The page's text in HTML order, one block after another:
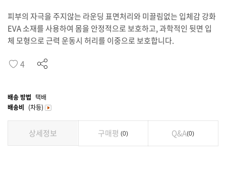
피부의 자극을 주지않는 라운딩 표면처리와 미끌림없는 입체감 강화
EVA 소재를 사용하여 몸을 안정적으로 보호하고, 과학적인 뒷면 입
체 모형으로 근력 운동시 허리를 이중으로 보호합니다.
4
배송 방법 택배
배송비 (차등)
상세정보 구매평 0 Q&A 0